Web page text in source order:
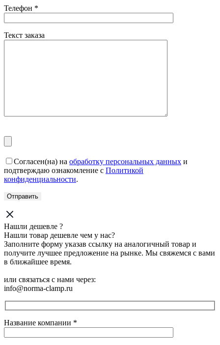
Телефон *
Текст заказа
Согласен(на) на обработку персональных данных и
подтверждаю ознакомление с Политикой
конфиденциальности.
Нашли дешевле ?
Нашли товар дешевле чем у нас?
Заполните форму указав ссылку на аналогичный товар и
получите лучшее предложение на рынке. Мы свяжемся с вами
в ближайшее время.
или связаться с нами через:
info@norma-clamp.ru
Название компании *